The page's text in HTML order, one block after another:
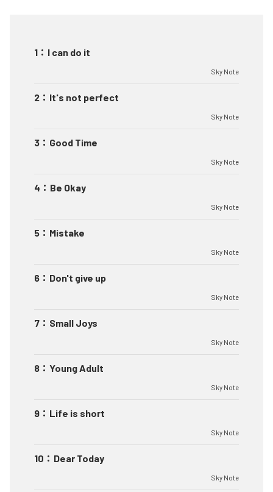
1 ： I can do it
Sky Note
2 ： It's not perfect
Sky Note
3 ： Good Time
Sky Note
4 ： Be Okay
Sky Note
5 ： Mistake
Sky Note
6 ： Don't give up
Sky Note
7 ： Small Joys
Sky Note
8 ： Young Adult
Sky Note
9 ： Life is short
Sky Note
10 ： Dear Today
Sky Note